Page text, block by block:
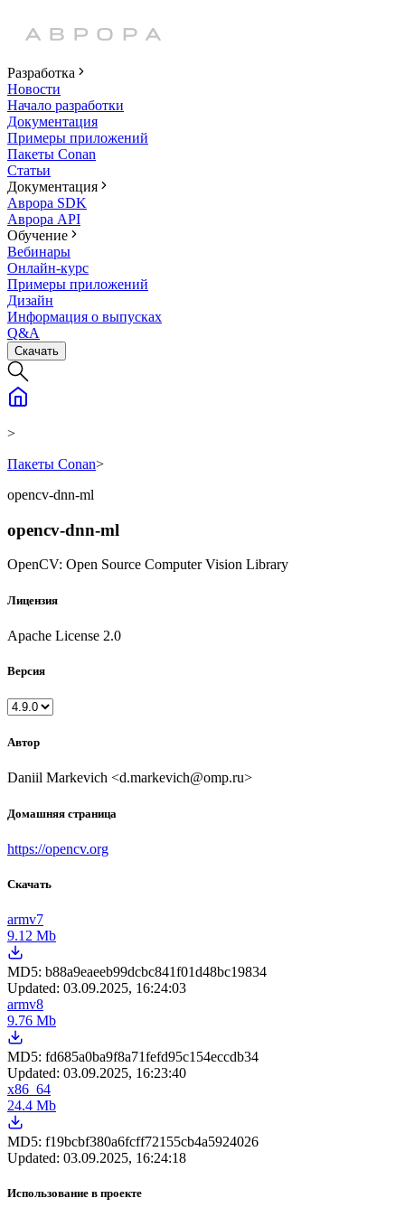
Разработка
Новости
Начало разработки
Документация
Примеры приложений
Пакеты Conan
Статьи
Документация
Аврора SDK
Аврора API
Обучение
Вебинары
Онлайн-курс
Примеры приложений
Дизайн
Информация о выпусках
Q&A
Скачать
>
Пакеты Conan>
opencv-dnn-ml
opencv-dnn-ml
OpenCV: Open Source Computer Vision Library
Лицензия
Apache License 2.0
Версия
Автор
Daniil Markevich <d.markevich@omp.ru>
Домашняя страница
https://opencv.org
Скачать
armv7
9.12 Mb
MD5: b88a9eaeeb99dcbc841f01d48bc19834
Updated: 03.09.2025, 16:24:03
armv8
9.76 Mb
MD5: fd685a0ba9f8a71fefd95c154eccdb34
Updated: 03.09.2025, 16:23:40
x86_64
24.4 Mb
MD5: f19bcbf380a6fcff72155cb4a5924026
Updated: 03.09.2025, 16:24:18
Использование в проекте